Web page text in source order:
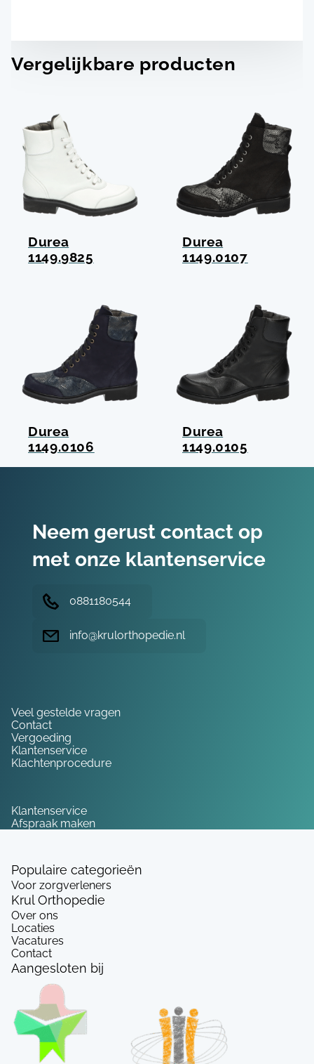
Vergelijkbare producten
Durea
1149.9825
Durea
1149.0107
Durea
1149.0106
Durea
1149.0105
Neem gerust contact op
met onze klantenservice
0881180544
info@krulorthopedie.nl
Veel gestelde vragen
Contact
Vergoeding
Klantenservice
Klachtenprocedure
Klantenservice
Afspraak maken
Populaire categorieën
Voor zorgverleners
Krul Orthopedie
Over ons
Locaties
Vacatures
Contact
Aangesloten bij